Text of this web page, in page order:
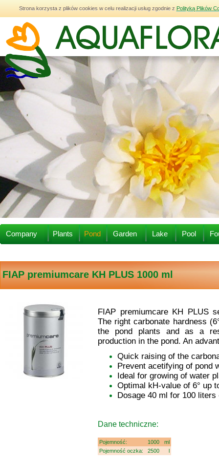
Strona korzysta z plików cookies w celu realizacji usług zgodnie z Polityką Plików
Company Plants Pond Garden Lake Pool
FIAP premiumcare KH PLUS 1000 ml
FIAP premiumcare KH PLUS
The right carbonate hardness
the pond plants and as a
production in the pond. An
Quick raising of the
Prevent acetifying of pond
Ideal for growing of water
Optimal kH-value of 6° up
Dosage 40 ml for 100
Dane techniczne:
Pojemność: 1000
ml
Pojemność oczka:
2500 l